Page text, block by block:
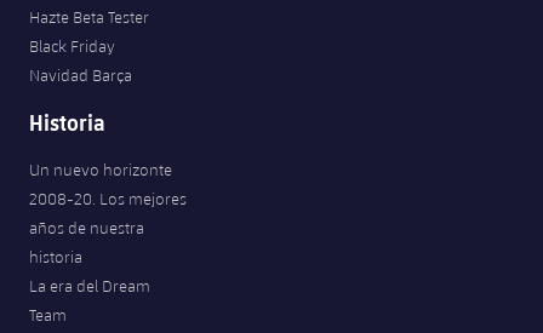
Fotos
VALORANT Game Changers
Hazte Beta Tester
Black Friday
Navidad Barça
Historia
Un nuevo horizonte
2008-20. Los mejores
años de nuestra
historia
La era del Dream
Team